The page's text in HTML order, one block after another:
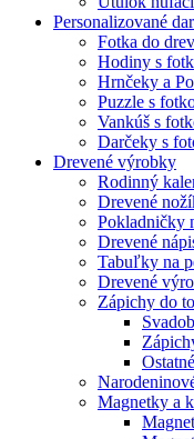
Personalizované
Fotka do
Hodiny s
Hrnčeky a
Puzzle s
Vankúš s
Darčeky s
Drevené výrobky
Rodinný
Drevené
Pokladničky
Drevené
Tabuľky na
Drevené
Zápichy do
Magnetky a